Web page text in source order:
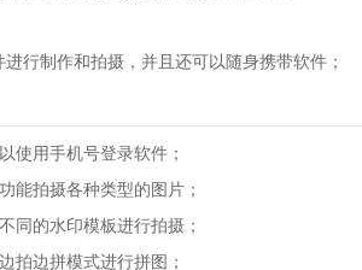
制作和拍摄，并且还可以随身携带软件；
用手机号登录软件；
拍摄各种类型的图片；
的水印模板进行拍摄；
边拼模式进行拼图；